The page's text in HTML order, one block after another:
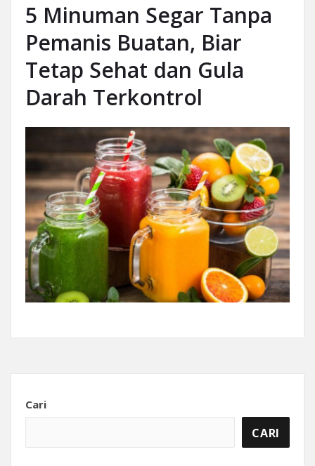
5 Minuman Segar Tanpa
Pemanis Buatan, Biar
Tetap Sehat dan Gula
Darah Terkontrol
Cari
CARI